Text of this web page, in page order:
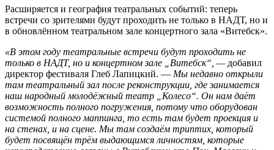
Расширяется и география театральных событий: теперь
встречи со зрителями будут проходить не только в НАДТ, но и
в обновлённом театральном зале концертного зала «Витебск».
«В этом году театральные встречи будут проходить не
только в НАДТ, но и концертном зале „Витебск“, — добавил
директор фестиваля Глеб Лапицкий. — Мы недавно открыли
там театральный зал после реконструкции, где занимается
наш народный молодёжный театр „Колесо“. Он нам даёт
возможность полного погружения, потому что оборудован
системой полного маппинга, то есть там будет проекция и
на стенах, и на сцене. Мы там создаём триптих, который
будет посвящён трём выдающимся личностям, которые